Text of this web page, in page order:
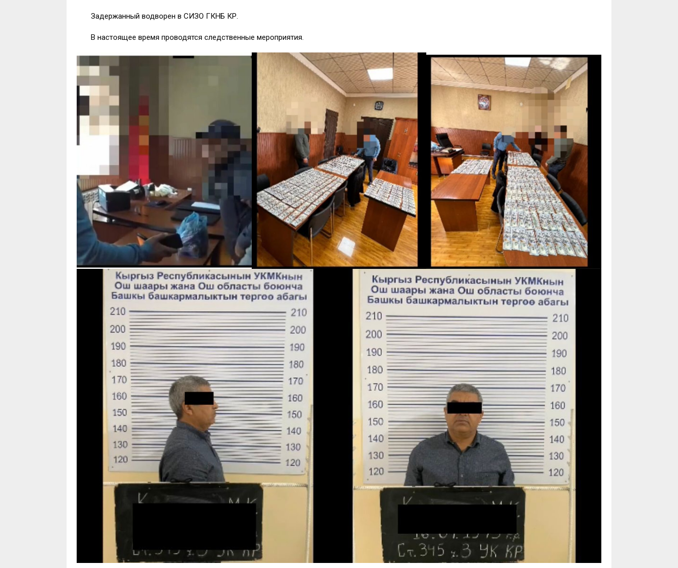
Задержанный водворен в СИЗО ГКНБ КР.
В настоящее время проводятся следственные мероприятия.